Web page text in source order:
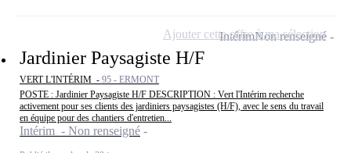
Jardinier Paysagiste H/F
VERT L'INTÉRIM - 95 - ERMONT
POSTE : Jardinier Paysagiste H/F DESCRIPTION : Vert l'Intérim recherche
activement pour ses clients des jardiniers paysagistes (H/F), avec le sens du travail
en équipe pour des chantiers d'entretien...
Intérim - Non renseigné
IntérimNon renseigné
Ajouter cette offre à ma sélection